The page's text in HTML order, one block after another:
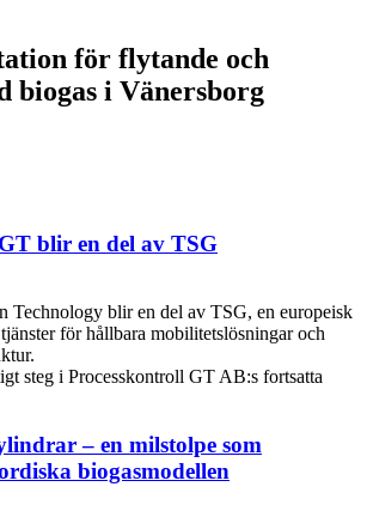
för flytande och
biogas i Vänersborg
blir en del av TSG
Technology blir en del av TSG, en europeisk
för hållbara mobilitetslösningar och
steg i Processkontroll GT AB:s fortsatta
– en milstolpe som
biogasmodellen